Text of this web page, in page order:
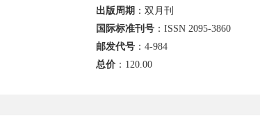
出版周期 ：双月刊
国际标准刊号：ISSN 2095-3860
邮发代号：4-984
总价： 120.00